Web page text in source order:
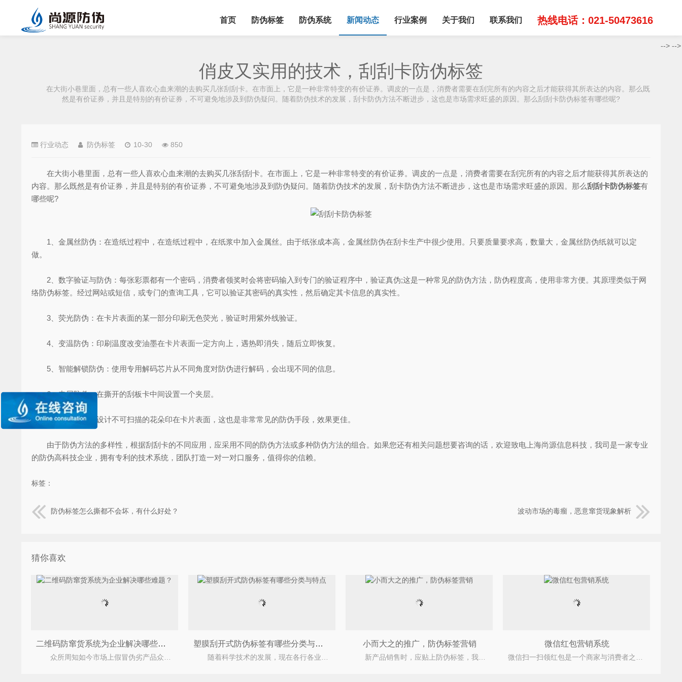
首页 防伪标签 防伪系统 新闻动态 行业案例 关于我们 联系我们 热线电话：021-50473616
俏皮又实用的技术，刮刮卡防伪标签
在大街小巷里面，总有一些人喜欢心血来潮的去购买几张刮刮卡。在市面上，它是一种非常特变的有价证券。调皮的一点是，消费者需要在刮完所有的内容之后才能获得其所表达的内容。那么既
然是有价证券，并且是特别的有价证券，不可避免地涉及到防伪疑问。随着防伪技术的发展，刮卡防伪方法不断进步，这也是市场需求旺盛的原因。那么刮刮卡防伪标签有哪些呢?
行业动态 防伪标签 10-30 850
在大街小巷里面，总有一些人喜欢心血来潮的去购买几张刮刮卡。在市面上，它是一种非常特变的有价证券。调皮的一点是，消费者需要在刮完所有的内容之后才能获得其所表达的
内容。那么既然是有价证券，并且是特别的有价证券，不可避免地涉及到防伪疑问。随着防伪技术的发展，刮卡防伪方法不断进步，这也是市场需求旺盛的原因。那么刮刮卡防伪标签有
哪些呢?
1、金属丝防伪：在造纸过程中，在造纸过程中，在纸浆中加入金属丝。由于纸张成本高，金属丝防伪在刮卡生产中很少使用。只要质量要求高，数量大，金属丝防伪纸就可以定
做。
2、数字验证与防伪：每张彩票都有一个密码，消费者领奖时会将密码输入到专门的验证程序中，验证真伪;这是一种常见的防伪方法，防伪程度高，使用非常方便。其原理类似于网
络防伪标签。经过网站或短信，或专门的查询工具，它可以验证其密码的真实性，然后确定其卡信息的真实性。
3、荧光防伪：在卡片表面的某一部分印刷无色荧光，验证时用紫外线验证。
4、变温防伪：印刷温度改变油墨在卡片表面一定方向上，遇热即消失，随后立即恢复。
5、智能解锁防伪：使用专用解码芯片从不同角度对防伪进行解码，会出现不同的信息。
6、夹层防伪：在撕开的刮板卡中间设置一个夹层。
7、团花防伪：设计不可扫描的花朵印在卡片表面，这也是非常常见的防伪手段，效果更佳。
由于防伪方法的多样性，根据刮刮卡的不同应用，应采用不同的防伪方法或多种防伪方法的组合。如果您还有相关问题想要咨询的话，欢迎致电上海尚源信息科技，我司是一家专业
的防伪高科技企业，拥有专利的技术系统，团队打造一对一对口服务，值得你的信赖。
标签：
防伪标签怎么撕都不会坏，有什么好处？ 波动市场的毒瘤，恶意窜货现象解析
猜你喜欢
二维码防窜货系统为企业解决哪些难题？
众所周知如今市场上假冒伪劣产品众多，很多产品都是真假难辨，并且价格体系混乱，严重的损害了企业
塑膜刮开式防伪标签有哪些分类与特点
随着科学技术的发展，现在各行各业的技术都得了提升。同时不法分子的造假技术也有提高，普通的防
小而大之的推广，防伪标签营销
新产品销售时，应贴上防伪标签，我周围很多企业也贴了防伪标签，那时候，我对防伪没有一个清晰的认识
微信红包营销系统
微信扫一扫领红包是一个商家与消费者之间的互动游戏,其作用主要是帮助企业品牌的普及,微信粉吸收
--> -->